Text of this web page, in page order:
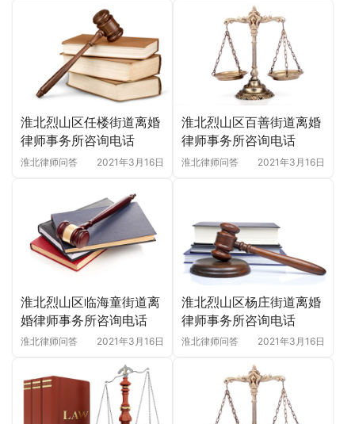
淮北烈山区任楼街道离婚
律师事务所咨询电话
淮北律师问答 2021年3月16日
淮北烈山区百善街道离婚
律师事务所咨询电话
淮北律师问答 2021年3月16日
淮北烈山区临海童街道离
婚律师事务所咨询电话
淮北律师问答 2021年3月16日
淮北烈山区杨庄街道离婚
律师事务所咨询电话
淮北律师问答 2021年3月16日